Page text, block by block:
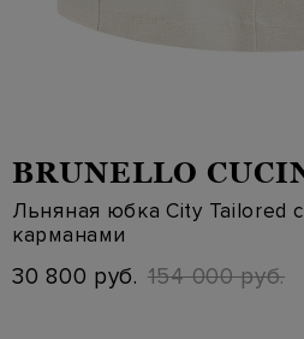
BRUNELLO
Льняная юбка City Tailored
карманами
30 800 руб. 154 000 руб.